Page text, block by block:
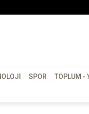
SPOR TOPLUM -